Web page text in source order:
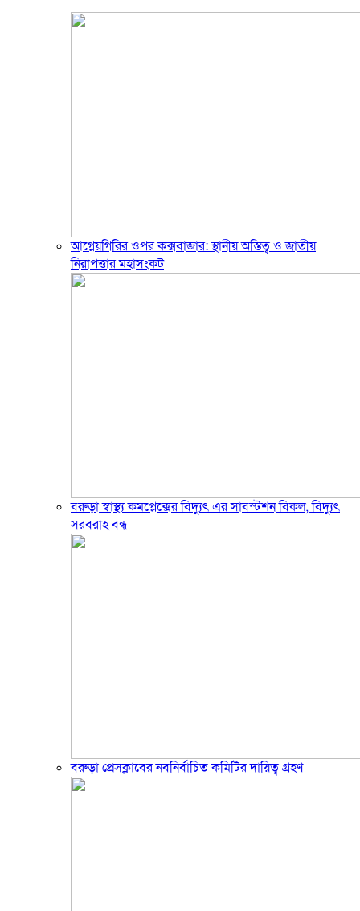
আগ্নেয়গিরির ওপর কক্সবাজার: স্থানীয় অস্তিত্ব ও জাতীয়
নিরাপত্তার মহাসংকট
বরুড়া স্বাস্থ্য কমপ্লেক্সের বিদ্যুৎ এর সাবস্টশন বিকল, বিদ্যুৎ
সরবরাহ বন্ধ
বরুড়া প্রেসক্লাবের নবনির্বাচিত কমিটির দায়িত্ব গ্রহণ